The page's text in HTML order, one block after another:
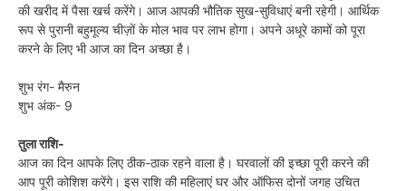
की खरीद में पैसा खर्च करेंगे। आज आपकी भौतिक सुख-सुविधाएं बनी रहेगी। आर्थिक
रूप से पुरानी बहुमूल्य चीज़ों के मोल भाव पर लाभ होगा। अपने अधूरे कामों को पूरा
करने के लिए भी आज का दिन अच्छा है।
शुभ रंग- मैरुन
शुभ अंक- 9
तुला राशि-
आज का दिन आपके लिए ठीक-ठाक रहने वाला है। घरवालों की इच्छा पूरी करने की
आप पूरी कोशिश करेंगे। इस राशि की महिलाएं घर और ऑफिस दोनों जगह उचित